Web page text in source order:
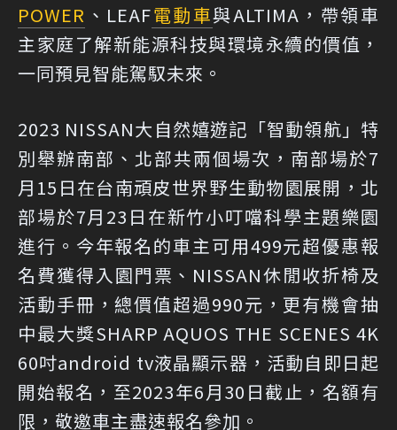
POWER 、LEAF電動車與ALTIMA，帶領車
主家庭了解新能源科技與環境永續的價值，
一同預見智能駕馭未來。
2023 NISSAN大自然嬉遊記「智動領航」特
別舉辦南部、北部共兩個場次，南部場於7
月15日在台南頑皮世界野生動物園展開，北
部場於7月23日在新竹小叮噹科學主題樂園
進行。今年報名的車主可用499元超優惠報
名費獲得入園門票、NISSAN休閒收折椅及
活動手冊，總價值超過990元，更有機會抽
中最大獎SHARP AQUOS THE SCENES 4K
60吋android tv液晶顯示器，活動自即日起
開始報名，至2023年6月30日截止，名額有
限，敬邀車主盡速報名參加。